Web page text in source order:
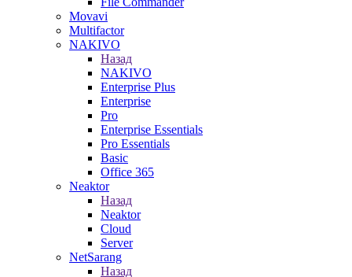
Movavi
Multifactor
NAKIVO
Назад
NAKIVO
Enterprise Plus
Enterprise
Pro
Enterprise Essentials
Pro Essentials
Basic
Office 365
Neaktor
Назад
Neaktor
Cloud
Server
NetSarang
Назад